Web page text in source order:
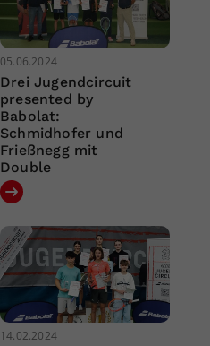
05.06.2024
Drei Jugendcircuit
presented by
Babolat:
Schmidhofer und
Frießnegg mit
Double
14.02.2024